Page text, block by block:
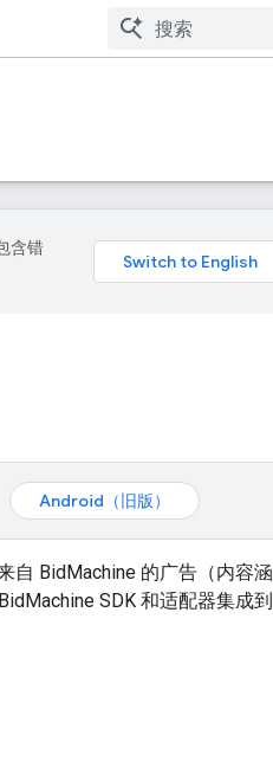
含错
Android（旧版）
自 BidMachine 的广告（内容涵
SDK 和适配器集成到